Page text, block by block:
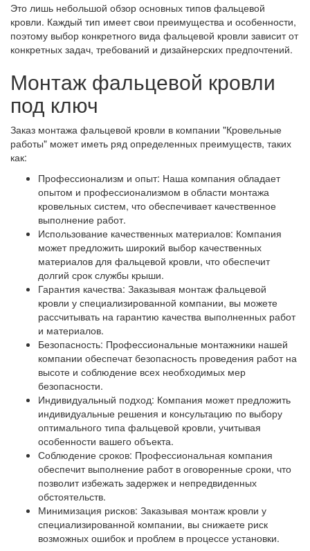
Это лишь небольшой обзор основных типов фальцевой
кровли. Каждый тип имеет свои преимущества и особенности,
поэтому выбор конкретного вида фальцевой кровли зависит от
конкретных задач, требований и дизайнерских предпочтений.
Монтаж фальцевой кровли
под ключ
Заказ монтажа фальцевой кровли в компании "Кровельные
работы" может иметь ряд определенных преимуществ, таких
как:
Профессионализм и опыт: Наша компания обладает
опытом и профессионализмом в области монтажа
кровельных систем, что обеспечивает качественное
выполнение работ.
Использование качественных материалов: Компания
может предложить широкий выбор качественных
материалов для фальцевой кровли, что обеспечит
долгий срок службы крыши.
Гарантия качества: Заказывая монтаж фальцевой
кровли у специализированной компании, вы можете
рассчитывать на гарантию качества выполненных работ
и материалов.
Безопасность: Профессиональные монтажники нашей
компании обеспечат безопасность проведения работ на
высоте и соблюдение всех необходимых мер
безопасности.
Индивидуальный подход: Компания может предложить
индивидуальные решения и консультацию по выбору
оптимального типа фальцевой кровли, учитывая
особенности вашего объекта.
Соблюдение сроков: Профессиональная компания
обеспечит выполнение работ в оговоренные сроки, что
позволит избежать задержек и непредвиденных
обстоятельств.
Минимизация рисков: Заказывая монтаж кровли у
специализированной компании, вы снижаете риск
возможных ошибок и проблем в процессе установки.